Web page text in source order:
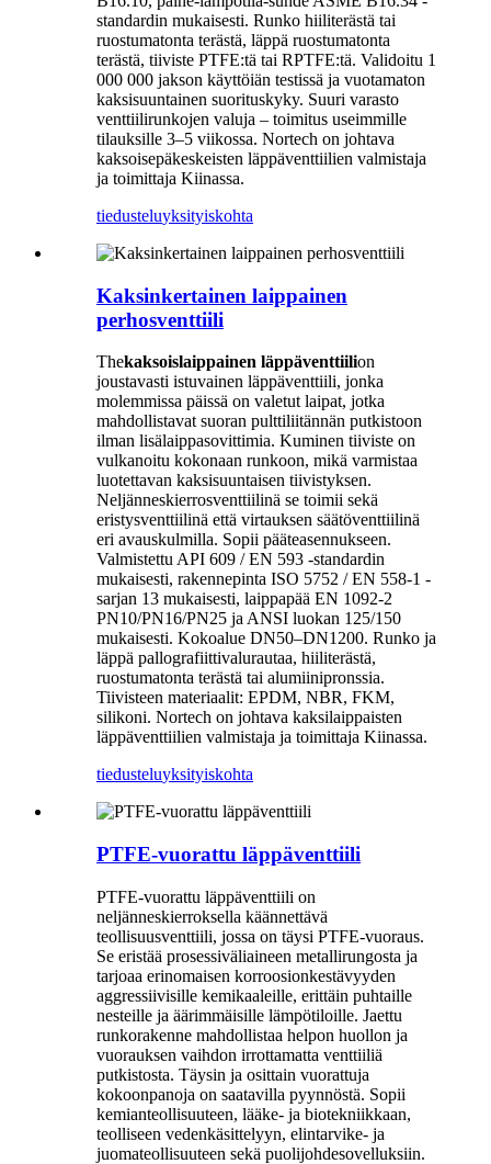
standardin mukaisesti. Runko hiiliterästä tai
ruostumatonta terästä, läppä ruostumatonta
terästä, tiiviste PTFE:tä tai RPTFE:tä. Validoitu 1
000 000 jakson käyttöiän testissä ja vuotamaton
kaksisuuntainen suorituskyky. Suuri varasto
venttiilirunkojen valuja – toimitus useimmille
tilauksille 3–5 viikossa. Nortech on johtava
kaksoisepäkeskeisten läppäventtiilien valmistaja
ja toimittaja Kiinassa.
tiedusteluyksityiskohta
Kaksinkertainen laippainen
perhosventtiili
Thekaksoislaippainen läppäventtiilion
joustavasti istuvainen läppäventtiili, jonka
molemmissa päissä on valetut laipat, jotka
mahdollistavat suoran pulttiliitännän putkistoon
ilman lisälaippasovittimia. Kuminen tiiviste on
vulkanoitu kokonaan runkoon, mikä varmistaa
luotettavan kaksisuuntaisen tiivistyksen.
Neljänneskierrosventtiilinä se toimii sekä
eristysventtiilinä että virtauksen säätöventtiilinä
eri avauskulmilla. Sopii pääteasennukseen.
Valmistettu API 609 / EN 593 -standardin
mukaisesti, rakennepinta ISO 5752 / EN 558-1 -
sarjan 13 mukaisesti, laippapää EN 1092-2
PN10/PN16/PN25 ja ANSI luokan 125/150
mukaisesti. Kokoalue DN50–DN1200. Runko ja
läppä pallografiittivalurautaa, hiiliterästä,
ruostumatonta terästä tai alumiinipronssia.
Tiivisteen materiaalit: EPDM, NBR, FKM,
silikoni. Nortech on johtava kaksilaippaisten
läppäventtiilien valmistaja ja toimittaja Kiinassa.
tiedusteluyksityiskohta
PTFE-vuorattu läppäventtiili
PTFE-vuorattu läppäventtiili on
neljänneskierroksella käännettävä
teollisuusventtiili, jossa on täysi PTFE-vuoraus.
Se eristää prosessiväliaineen metallirungosta ja
tarjoaa erinomaisen korroosionkestävyyden
aggressiivisille kemikaaleille, erittäin puhtaille
nesteille ja äärimmäisille lämpötiloille. Jaettu
runkorakenne mahdollistaa helpon huollon ja
vuorauksen vaihdon irrottamatta venttiiliä
putkistosta. Täysin ja osittain vuorattuja
kokoonpanoja on saatavilla pyynnöstä. Sopii
kemianteollisuuteen, lääke- ja biotekniikkaan,
teolliseen vedenkäsittelyyn, elintarvike- ja
juomateollisuuteen sekä puolijohdesovelluksiin.